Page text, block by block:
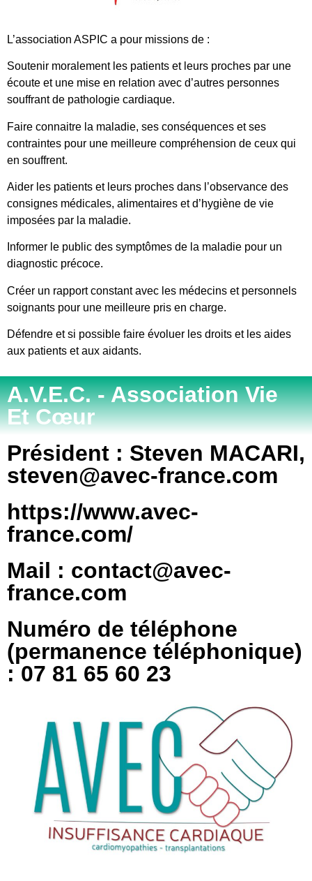
L’association ASPIC a pour missions de :
Soutenir moralement les patients et leurs proches par une
écoute et une mise en relation avec d’autres personnes
souffrant de pathologie cardiaque.
Faire connaitre la maladie, ses conséquences et ses
contraintes pour une meilleure compréhension de ceux qui
en souffrent.
Aider les patients et leurs proches dans l’observance des
consignes médicales, alimentaires et d’hygiène de vie
imposées par la maladie.
Informer le public des symptômes de la maladie pour un
diagnostic précoce.
Créer un rapport constant avec les médecins et personnels
soignants pour une meilleure pris en charge.
Défendre et si possible faire évoluer les droits et les aides
aux patients et aux aidants.
A.V.E.C. - Association Vie
Et Cœur
Président : Steven MACARI,
steven@avec-france.com
https://www.avec-
france.com/
Mail : contact@avec-
france.com
Numéro de téléphone
(permanence téléphonique)
: 07 81 65 60 23